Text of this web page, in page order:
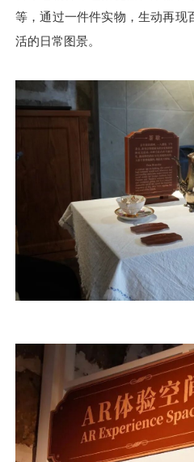
等，通过一件件实物，生动再现
活的日常图景。